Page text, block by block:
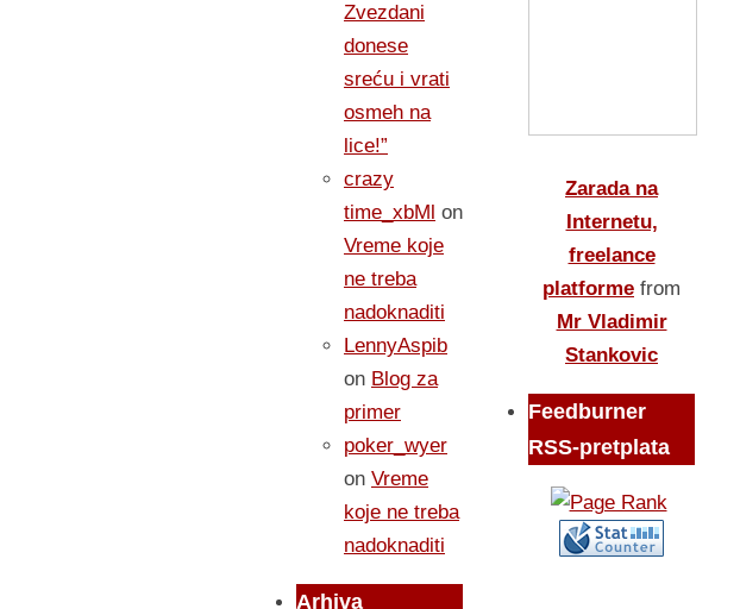
Zvezdani
donese
sreću i vrati
osmeh na
lice!”
crazy
time_xbMl on
Vreme koje
ne treba
nadoknaditi
LennyAspib
on Blog za
primer
poker_wyer
on Vreme
koje ne treba
nadoknaditi
Arhiva
Zarada na
Internetu,
freelance
platforme from
Mr Vladimir
Stankovic
Feedburner
RSS-pretplata